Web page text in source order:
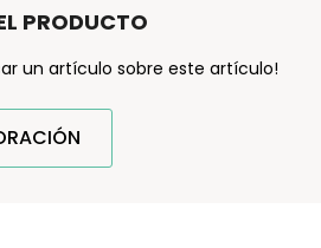
PRODUCTO
un artículo sobre este artículo!